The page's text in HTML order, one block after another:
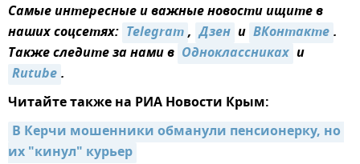
Самые интересные и важные новости ищите в
наших соцсетях: Telegram, Дзен и ВКонтакте.
Также следите за нами в Одноклассниках и
Rutube.
Читайте также на РИА Новости Крым:
В Керчи мошенники обманули пенсионерку, но
их "кинул" курьер